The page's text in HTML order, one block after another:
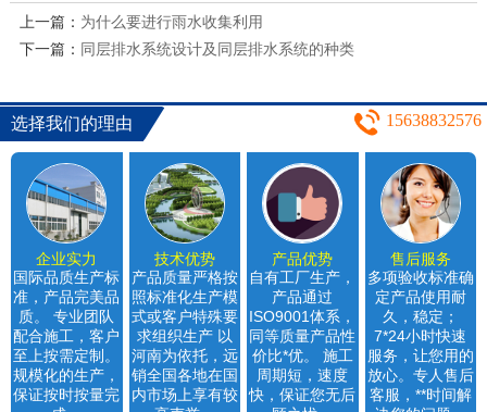
上一篇： 为什么要进行雨水收集利用
下一篇： 同层排水系统设计及同层排水系统的种类
选择我们的理由 15638832576
企业实力
国际品质生产标
准，产品完美品
质。 专业团队
配合施工，客户
至上按需定制。
规模化的生产，
保证按时按量完
技术优势
产品质量严格按
照标准化生产模
式或客户特殊要
求组织生产 以
河南为依托，远
销全国各地在国
内市场上享有较
产品优势
自有工厂生产，
产品通过
ISO9001体系，
同等质量产品性
价比*优。 施工
周期短，速度
快，保证您无后
售后服务
多项验收标准确
定产品使用耐
久，稳定；
7*24小时快速
服务，让您用的
放心。专人售后
客服，**时间解